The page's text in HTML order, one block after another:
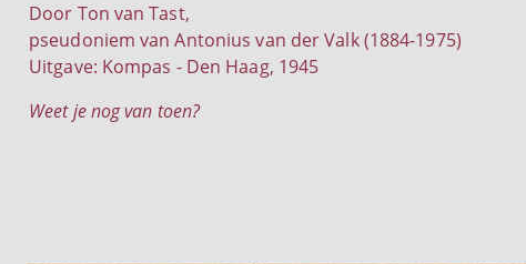
Door Ton van Tast,
pseudoniem van Antonius van der Valk (1884-1975)
Uitgave: Kompas - Den Haag, 1945
Weet je nog van toen?